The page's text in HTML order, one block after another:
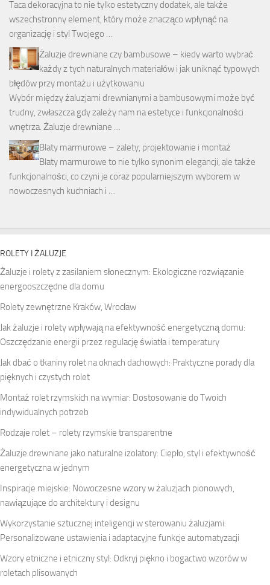
Taca dekoracyjna to nie tylko estetyczny dodatek, ale także
wszechstronny element, który może znacząco wpłynąć na
organizację i styl Twojego …
Żaluzje drewniane czy bambusowe – kiedy warto wybrać
każdy z tych naturalnych materiałów i jak uniknąć typowych
błędów przy montażu i użytkowaniu
Wybór między żaluzjami drewnianymi a bambusowymi może być
trudny, zwłaszcza gdy zależy nam na estetyce i funkcjonalności
wnętrza. Żaluzje drewniane …
Blaty marmurowe – zalety, projektowanie i montaż
Blaty marmurowe to nie tylko synonim elegancji, ale także
funkcjonalności, co czyni je coraz popularniejszym wyborem w
nowoczesnych kuchniach i …
ROLETY I ŻALUZJE
Żaluzje i rolety z zasilaniem słonecznym: Ekologiczne rozwiązanie
energooszczędne dla domu
Rolety zewnętrzne Kraków, Wrocław
Jak żaluzje i rolety wpływają na efektywność energetyczną domu:
Oszczędzanie energii przez regulację światła i temperatury
Jak dbać o tkaniny rolet na oknach dachowych: Praktyczne porady dla
pięknych i czystych rolet
Montaż rolet rzymskich na wymiar: Dostosowanie do Twoich
indywidualnych potrzeb
Rodzaje rolet – rolety rzymskie transparentne
Żaluzje drewniane jako naturalne izolatory: Ciepło, styl i efektywność
energetyczna w jednym
Inspiracje miejskie: Nowoczesne wzory w żaluzjach pionowych,
nawiązujące do architektury i designu
Wykorzystanie sztucznej inteligencji w sterowaniu żaluzjami:
Personalizowane ustawienia i adaptacyjne funkcje automatyzacji
Wzory etniczne i etniczny styl: Odkryj piękno i bogactwo wzorów w
roletach plisowanych